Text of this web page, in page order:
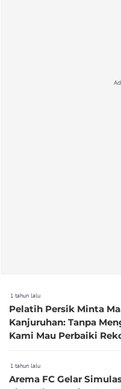
1 tahun lalu
Pelatih Persik Minta
Kanjuruhan: Tanpa
Kami Mau Perbaiki
1 tahun lalu
Arema FC Gelar